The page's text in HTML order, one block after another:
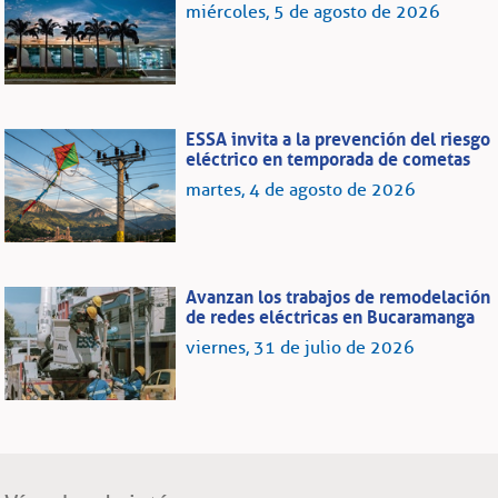
miércoles, 5 de agosto de 2026
ESSA invita a la prevención del riesgo
eléctrico en temporada de cometas
martes, 4 de agosto de 2026
Avanzan los trabajos de remodelación
de redes eléctricas en Bucaramanga
viernes, 31 de julio de 2026